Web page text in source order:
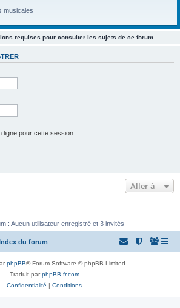
musicales
requises pour consulter les sujets de ce forum.
ligne pour cette session
Aller à
: Aucun utilisateur enregistré et 3 invités
Index du forum
phpBB® Forum Software © phpBB Limited
Traduit parphpBB-fr.com
Confidentialité | Conditions